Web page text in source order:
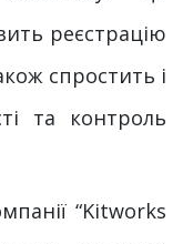
реєстрацію
спростить і
та контроль
“Kitworks